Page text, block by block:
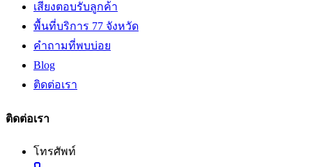
เสียงตอบรับลูกค้า
พื้นที่บริการ 77 จังหวัด
คำถามที่พบบ่อย
Blog
ติดต่อเรา
ติดต่อเรา
โทรศัพท์